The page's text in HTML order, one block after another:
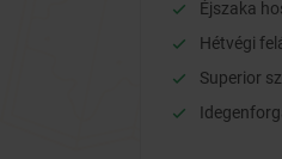
Éjszaka
Hétvégi
Superior